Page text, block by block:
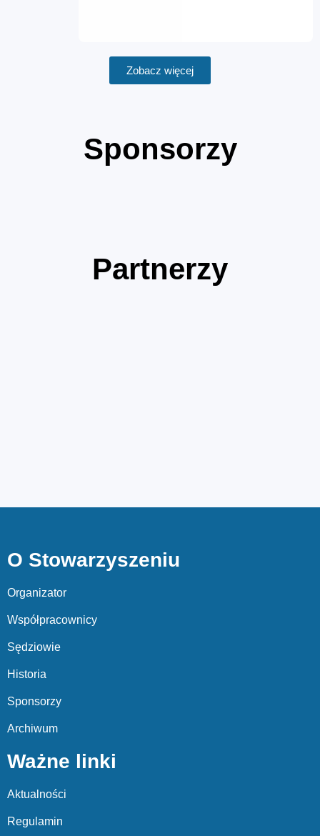
Zobacz więcej
Sponsorzy
Partnerzy
O Stowarzyszeniu
Organizator
Współpracownicy
Sędziowie
Historia
Sponsorzy
Archiwum
Ważne linki
Aktualności
Regulamin